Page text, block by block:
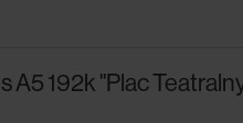
A5 192k "Plac